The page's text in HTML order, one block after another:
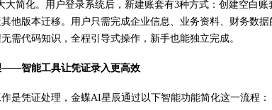
大简化。用户登录系统后，新建账套有3种方式：创建空白
他版本迁移。用户只需完成企业信息、业务资料、财务数
需代码知识，全程引导式操作，新手也能独立完成。
——智能工具让凭证录入更高效
是凭证处理，金蝶AI星辰通过以下智能功能简化这一流程：